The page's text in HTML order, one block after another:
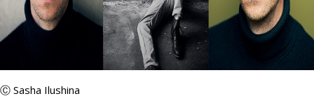
Ⓒ Sasha Ilushina